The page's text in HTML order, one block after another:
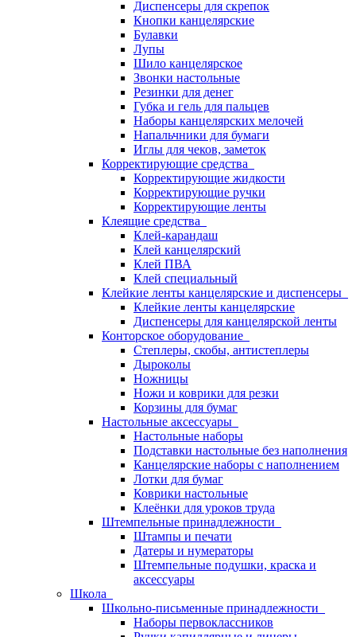
Диспенсеры для скрепок
Кнопки канцелярские
Булавки
Лупы
Шило канцелярское
Звонки настольные
Резинки для денег
Губка и гель для пальцев
Наборы канцелярских мелочей
Напальчники для бумаги
Иглы для чеков, заметок
Корректирующие средства
Корректирующие жидкости
Корректирующие ручки
Корректирующие ленты
Клеящие средства
Клей-карандаш
Клей канцелярский
Клей ПВА
Клей специальный
Клейкие ленты канцелярские и диспенсеры
Клейкие ленты канцелярские
Диспенсеры для канцелярской ленты
Конторское оборудование
Степлеры, скобы, антистеплеры
Дыроколы
Ножницы
Ножи и коврики для резки
Корзины для бумаг
Настольные аксессуары
Настольные наборы
Подставки настольные без наполнения
Канцелярские наборы с наполнением
Лотки для бумаг
Коврики настольные
Клеёнки для уроков труда
Штемпельные принадлежности
Штампы и печати
Датеры и нумераторы
Штемпельные подушки, краска и
аксессуары
Школа
Школьно-письменные принадлежности
Наборы первоклассников